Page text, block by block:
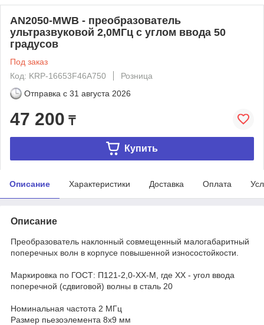
AN2050-MWB - преобразователь
ультразвуковой 2,0МГц с углом ввода 50
градусов
Под заказ
Код: KRP-16653F46A750
Розница
Отправка с 31 августа 2026
47 200 ₸
Купить
Описание Характеристики Доставка Оплата
Описание
Преобразователь наклонный совмещенный малогабаритный
поперечных волн в корпусе повышенной износостойкости.
Маркировка по ГОСТ: П121-2,0-ХХ-М, где XX - угол ввода
поперечной (сдвиговой) волны в сталь 20
Номинальная частота 2 МГц
Размер пьезоэлемента 8х9 мм